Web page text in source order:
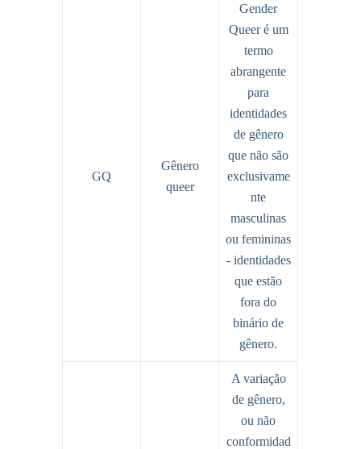
GQ
Gênero
queer
Gender
Queer é um
termo
abrangente
para
identidades
de gênero
que não são
exclusivame
nte
masculinas
ou femininas
- identidades
que estão
fora do
binário de
gênero.
A variação
de gênero,
ou não
conformidad